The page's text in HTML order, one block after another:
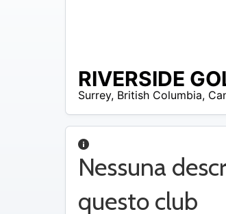
RIVERSIDE
Surrey, British Columbia,
Nessuna
questo club